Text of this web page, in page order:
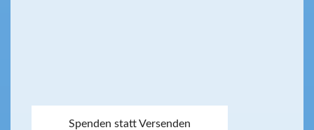
Spenden statt Versenden